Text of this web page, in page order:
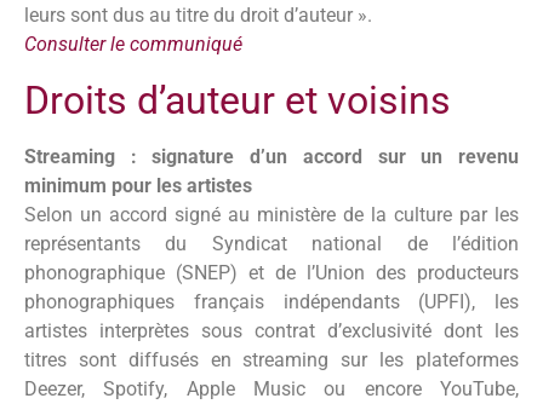
leurs sont dus au titre du droit d’auteur ».
Consulter le communiqué
Droits d’auteur et voisins
Streaming : signature d’un accord sur un revenu
minimum pour les artistes
Selon un accord signé au ministère de la culture par les
représentants du Syndicat national de l’édition
phonographique (SNEP) et de l’Union des producteurs
phonographiques français indépendants (UPFI), les
artistes interprètes sous contrat d’exclusivité dont les
titres sont diffusés en streaming sur les plateformes
Deezer, Spotify, Apple Music ou encore YouTube,